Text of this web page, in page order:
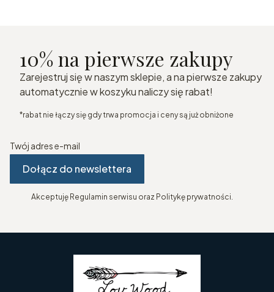
10% na pierwsze zakupy
Zarejestruj się w naszym sklepie, a na pierwsze zakupy
automatycznie w koszyku naliczy się rabat!
*rabat nie łączy się gdy trwa promocja i ceny są już obniżone
Twój adres e-mail
Dołącz do newslettera
Akceptuję Regulamin serwisu oraz Politykę prywatności.